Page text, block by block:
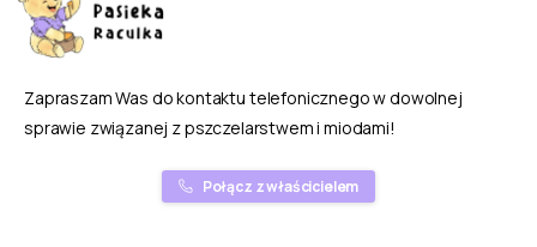
Zapraszam Was do kontaktu telefonicznego w dowolnej
sprawie związanej z pszczelarstwem i miodami!
Połącz z właścicielem